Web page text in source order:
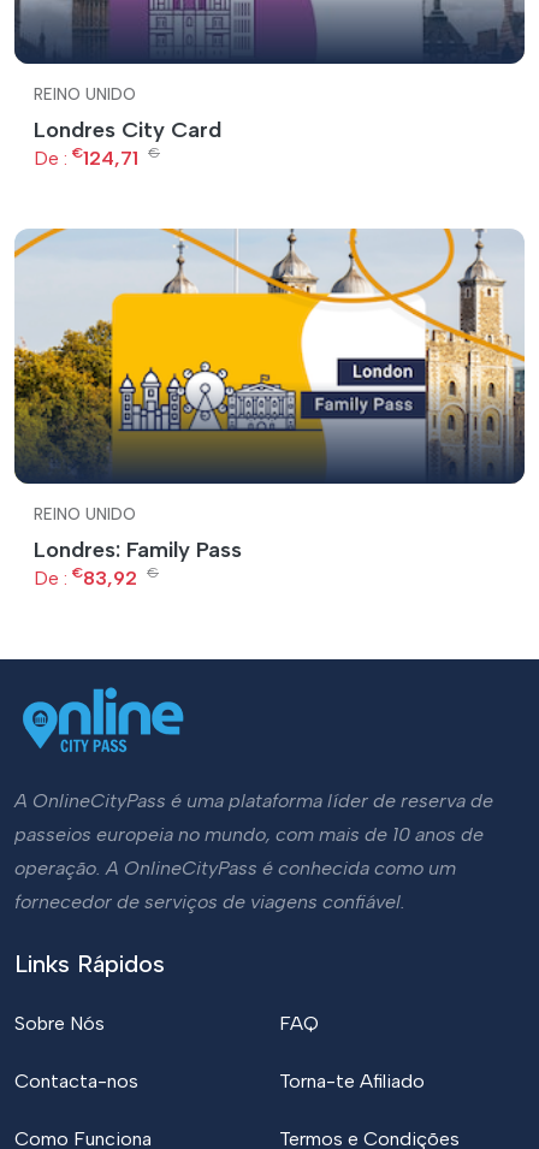
REINO UNIDO
Londres City Card
De : €124,71 €
REINO UNIDO
Londres: Family Pass
De : €83,92 €
A OnlineCityPass é uma plataforma líder de reserva de
passeios europeia no mundo, com mais de 10 anos de
operação. A OnlineCityPass é conhecida como um
fornecedor de serviços de viagens confiável.
Links Rápidos
Sobre Nós
Contacta-nos
Como Funciona
FAQ
Torna-te Afiliado
Termos e Condições